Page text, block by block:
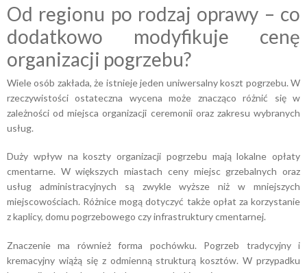
Od regionu po rodzaj oprawy – co
dodatkowo modyfikuje cenę
organizacji pogrzebu?
Wiele osób zakłada, że istnieje jeden uniwersalny koszt pogrzebu. W
rzeczywistości ostateczna wycena może znacząco różnić się w
zależności od miejsca organizacji ceremonii oraz zakresu wybranych
usług.
Duży wpływ na koszty organizacji pogrzebu mają lokalne opłaty
cmentarne. W większych miastach ceny miejsc grzebalnych oraz
usług administracyjnych są zwykle wyższe niż w mniejszych
miejscowościach. Różnice mogą dotyczyć także opłat za korzystanie
z kaplicy, domu pogrzebowego czy infrastruktury cmentarnej.
Znaczenie ma również forma pochówku. Pogrzeb tradycyjny i
kremacyjny wiążą się z odmienną strukturą kosztów. W przypadku